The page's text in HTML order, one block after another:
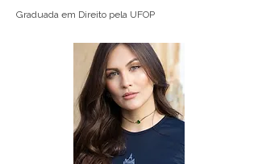
Graduada em Direito pela UFOP